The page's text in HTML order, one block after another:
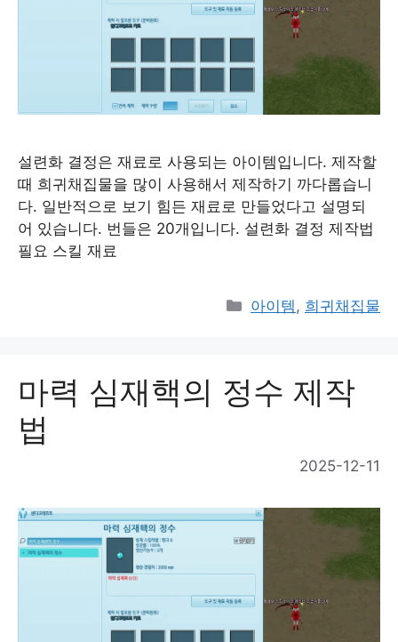
설련화 결정은 재료로 사용되는 아이템입니다. 제작할
때 희귀채집물을 많이 사용해서 제작하기 까다롭습니
다. 일반적으로 보기 힘든 재료로 만들었다고 설명되
어 있습니다. 번들은 20개입니다. 설련화 결정 제작법
필요 스킬 재료
Categories
아이템, 희귀채집물
마력 심재핵의 정수 제작
법
2025-12-11